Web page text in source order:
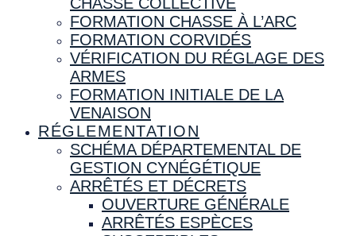
FORMATION CHASSE À L’ARC
FORMATION CORVIDÉS
VÉRIFICATION DU RÉGLAGE DES
ARMES
FORMATION INITIALE DE LA
VENAISON
RÉGLEMENTATION
SCHÉMA DÉPARTEMENTAL DE
GESTION CYNÉGÉTIQUE
ARRÊTÉS ET DÉCRETS
OUVERTURE GÉNÉRALE
ARRÊTÉS ESPÈCES